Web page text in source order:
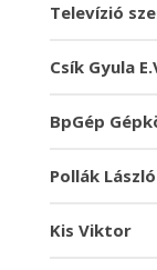
Televízió
Csík Gyula
BpGép
Pollák
Kis Viktor